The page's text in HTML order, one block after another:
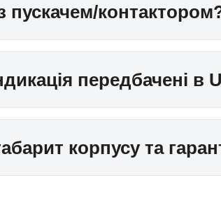
пускачем/
передбачені в
корпусу та